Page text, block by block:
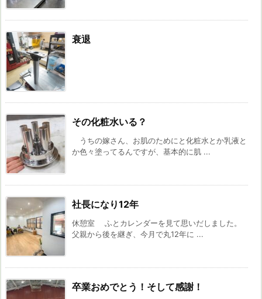
衰退
その化粧水いる？
うちの嫁さん、お肌のためにと化粧水とか乳液と
か色々塗ってるんですが、基本的に肌 ...
社長になり12年
休憩室 ふとカレンダーを見て思いだしました。
父親から後を継ぎ、今月で丸12年に ...
卒業おめでとう！そして感謝！